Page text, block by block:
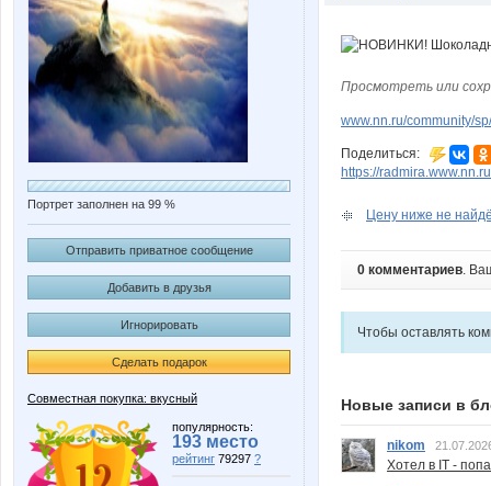
Портрет заполнен на 99 %
Отправить приватное сообщение
Добавить в друзья
Игнорировать
Сделать подарок
Совместная покупка: вкусный
популярность:
193 место
рейтинг 79297 ?
Просмотреть или
www.nn.ru/community/
Поделиться:
https://
Цену ниже не
0 комментариев.
Чтобы оставлять
Новые записи в
nikom
Хотел в IT -